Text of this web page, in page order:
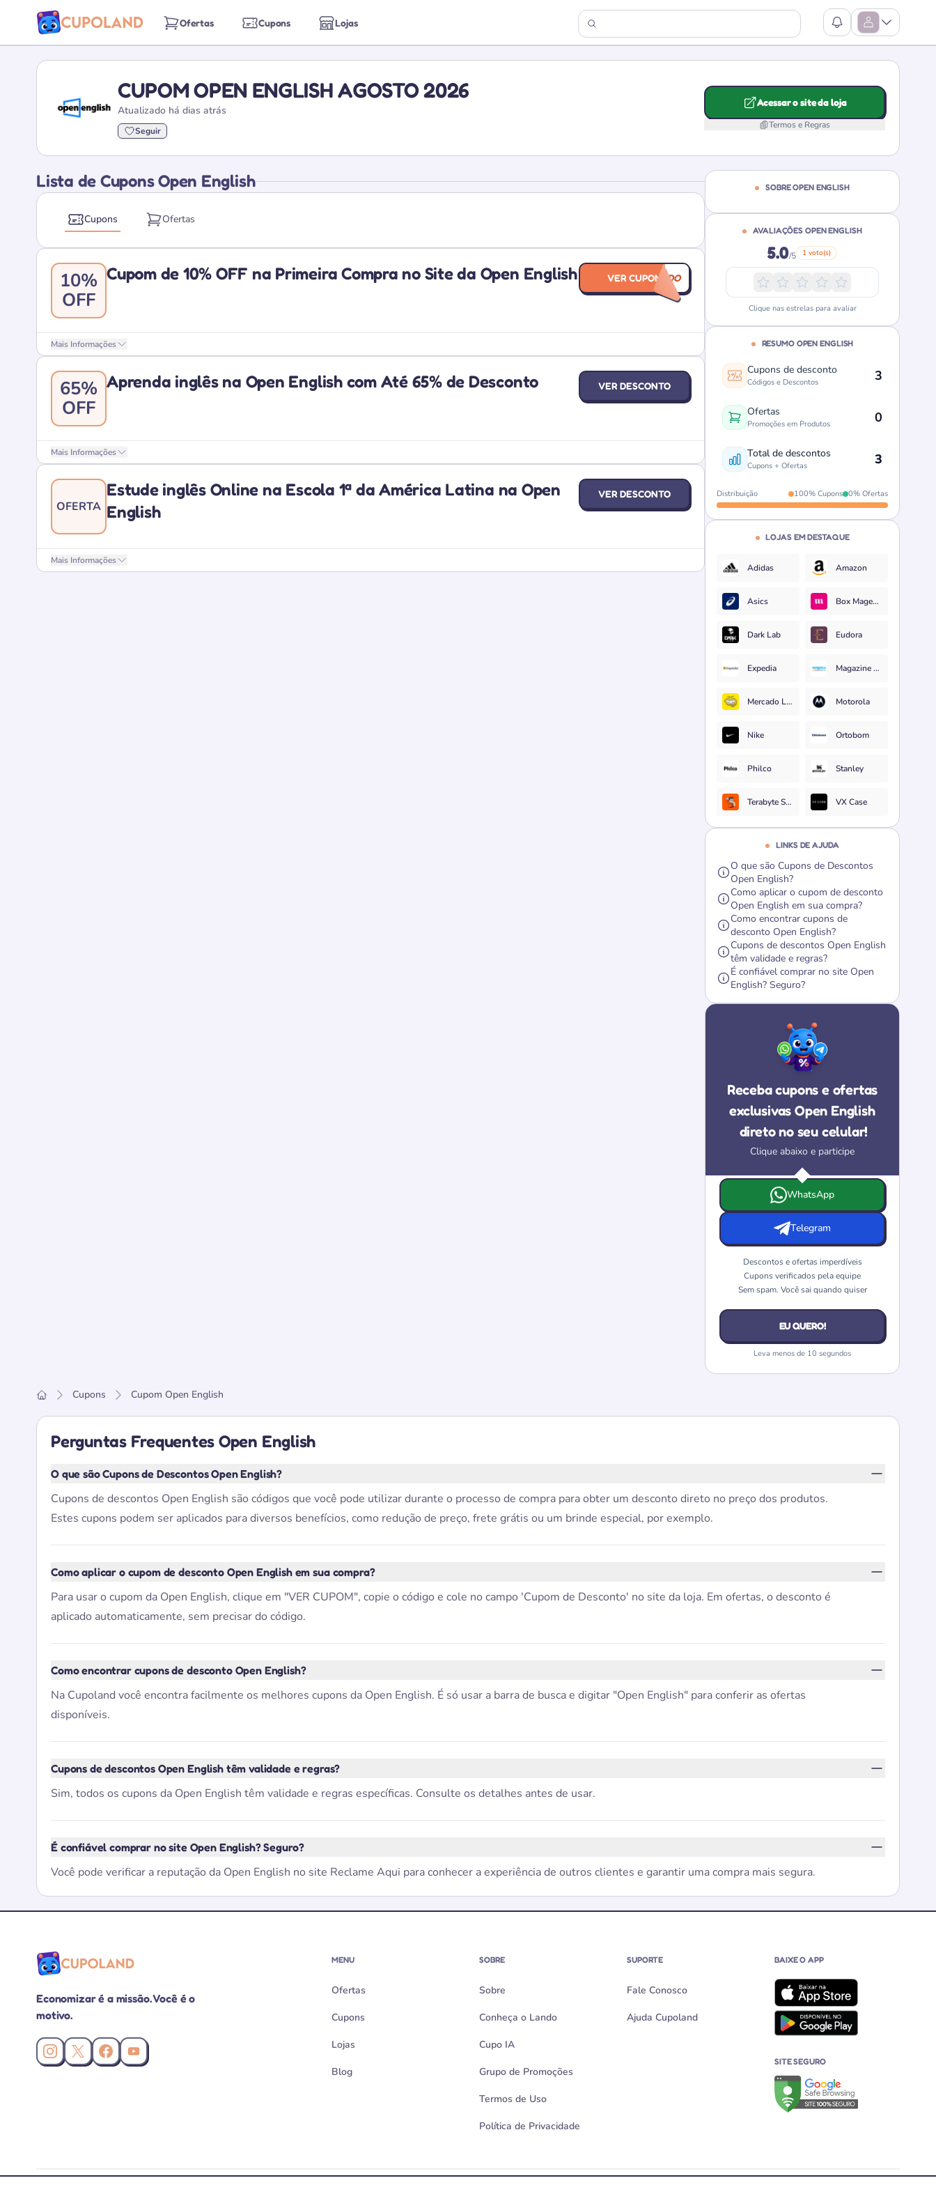
Ofertas Cupons Lojas Ver Notificações
Abrir Menu
CUPOM OPEN ENGLISH AGOSTO 2026
Atualizado há dias atrás
Seguir
Acessar o site da loja
Termos e Regras
Lista de Cupons Open English
Cupons Ofertas
10%
OFF
Cupom de 10% OFF na Primeira Compra no Site da Open English VER CUPOM
BEMVINDO
Mais Informações
65%
OFF
Aprenda inglês na Open English com Até 65% de Desconto VER DESCONTO
Mais Informações
OFERTA
Estude inglês Online na Escola 1ª da América Latina na Open
English
VER DESCONTO
Mais Informações
SOBRE OPEN ENGLISH
AVALIAÇÕES OPEN ENGLISH
5.0/5 1 voto(s)
Clique nas estrelas para avaliar
RESUMO OPEN ENGLISH
Cupons de desconto
Códigos e Descontos 3
Ofertas
Promoções em Produtos 0
Total de descontos
Cupons + Ofertas 3
Distribuição 100% Cupons 0% Ofertas
LOJAS EM DESTAQUE
Adidas Amazon
Asics Box Magenta
Dark Lab Eudora
Expedia Magazine Luiza
Mercado Livre Motorola
Nike Ortobom
Philco Stanley
Terabyte Shop VX Case
LINKS DE AJUDA
O que são Cupons de Descontos
Open English?
Como aplicar o cupom de desconto
Open English em sua compra?
Como encontrar cupons de
desconto Open English?
Cupons de descontos Open English
têm validade e regras?
É confiável comprar no site Open
English? Seguro?
Receba cupons e ofertas
exclusivas Open English
direto no seu celular!
Clique abaixo e participe
Escolha onde deseja receber as ofertas e
WhatsApp
Telegram
Descontos e ofertas imperdíveis
Cupons verificados pela equipe
Sem spam. Você sai quando quiser
EU QUERO!
Leva menos de 10 segundos
Cupons Cupom Open English
Perguntas Frequentes Open English
O que são Cupons de Descontos Open English?
Cupons de descontos Open English são códigos que você pode utilizar durante o processo de compra para obter um desconto direto no preço dos produtos.
Estes cupons podem ser aplicados para diversos benefícios, como redução de preço, frete grátis ou um brinde especial, por exemplo.
Como aplicar o cupom de desconto Open English em sua compra?
Para usar o cupom da Open English, clique em "VER CUPOM", copie o código e cole no campo 'Cupom de Desconto' no site da loja. Em ofertas, o desconto é
aplicado automaticamente, sem precisar do código.
Como encontrar cupons de desconto Open English?
Na Cupoland você encontra facilmente os melhores cupons da Open English. É só usar a barra de busca e digitar "Open English" para conferir as ofertas
disponíveis.
Cupons de descontos Open English têm validade e regras?
Sim, todos os cupons da Open English têm validade e regras específicas. Consulte os detalhes antes de usar.
É confiável comprar no site Open English? Seguro?
Você pode verificar a reputação da Open English no site Reclame Aqui para conhecer a experiência de outros clientes e garantir uma compra mais segura.
Economizar é a missão. Você é o
motivo.
Instagram da Cupoland
X (Twitter) da Cupoland
Facebook da Cupoland
Canal da Cupoland no YouTube
MENU
Ofertas
Cupons
Lojas
Blog
SOBRE
Sobre
Conheça o Lando
Cupo IA
Grupo de Promoções
Termos de Uso
Política de Privacidade
SUPORTE
Fale Conosco
Ajuda Cupoland
BAIXE O APP
SITE SEGURO
Verificação de site seguro no